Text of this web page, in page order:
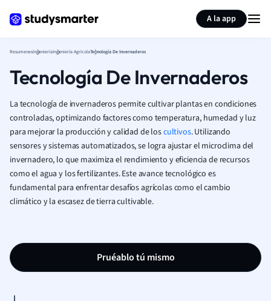
A la app
ResumenesIngenieríaIngeniería AgrícolaTecnología De Invernaderos
Tecnología De Invernaderos
La tecnología de invernaderos permite cultivar plantas en condiciones
controladas, optimizando factores como temperatura, humedad y luz
para mejorar la producción y calidad de loscultivos. Utilizando
sensores y sistemas automatizados, se logra ajustar el microclima del
invernadero, lo que maximiza el rendimiento y eficiencia de recursos
como el agua y los fertilizantes. Este avance tecnológico es
fundamental para enfrentar desafíos agrícolas como el cambio
climático y la escasez de tierra cultivable.
Pruéablo tú mismo
Resumir página